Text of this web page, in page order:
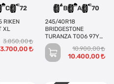
C 72
RIKEN
XL
3.850,00
3.700,00
B A 70
245/40R18
BRIDGESTONE
TURANZA T006 97Y
XL
10.900,00
10.400,00